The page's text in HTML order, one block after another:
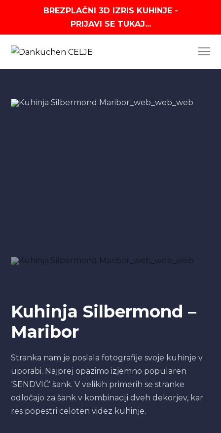
Kuhinja Silbermond –
Maribor
Stranka nam je poslala fotografije svoje kuhinje v
uporabi. Najprej opazimo izjemno popularen
‘SENDVIČ’ šank. V velikih primerih se stranke
odločajo za šank v kombinaciji dveh dekorjev, kar
res popestri celoten videz kuhinje.
BREZPLAČNI 3D IZRIS KUHINJE -
PRIJAVI SE TUKAJ...